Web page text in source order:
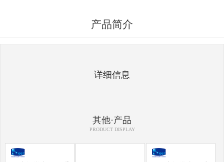
产品简介
详细信息
其他·产品
PRODUCT DISPLAY